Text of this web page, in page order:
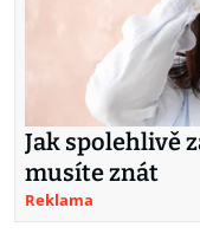
Jak spolehlivě
musíte znát
Reklama